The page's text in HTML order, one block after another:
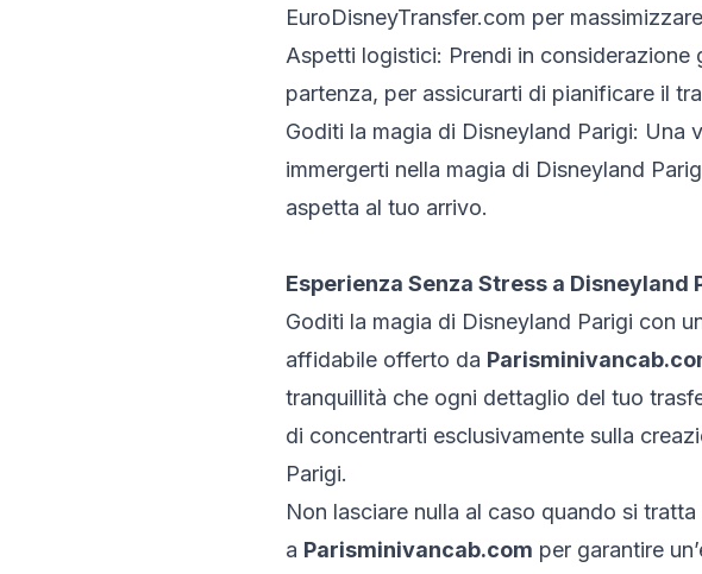
EuroDisneyTransfer.com per
Aspetti logistici: Prendi in
partenza, per assicurarti di pianificare il
Goditi la magia di Disneyland Parigi:
immergerti nella magia di Disneyland
aspetta al tuo arrivo.
Esperienza Senza Stress a Disneyland
Goditi la magia di Disneyland Parigi con
affidabile offerto da
tranquillità che ogni dettaglio del tuo
di concentrarti esclusivamente sulla
Parigi.
Non lasciare nulla al caso quando si
a Parisminivancab.com per garantire